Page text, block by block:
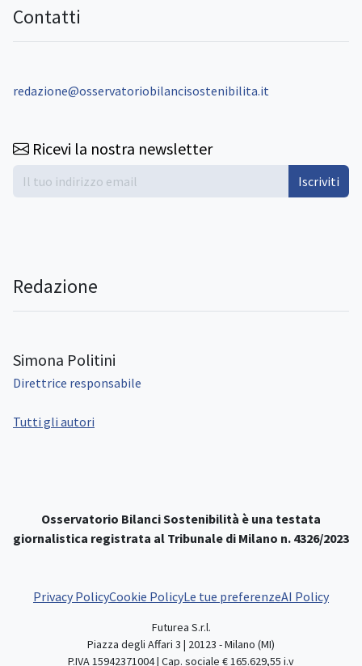
Contatti
redazione@osservatoriobilancisostenibilita.it
Ricevi la nostra newsletter
Iscriviti
Redazione
Simona Politini
Direttrice responsabile
Tutti gli autori
Osservatorio Bilanci Sostenibilità è una testata
giornalistica registrata al Tribunale di Milano n. 4326/2023
Privacy PolicyCookie PolicyLe tue preferenzeAI Policy
Futurea S.r.l.
Piazza degli Affari 3 | 20123 - Milano (MI)
P.IVA 15942371004 | Cap. sociale € 165.629,55 i.v